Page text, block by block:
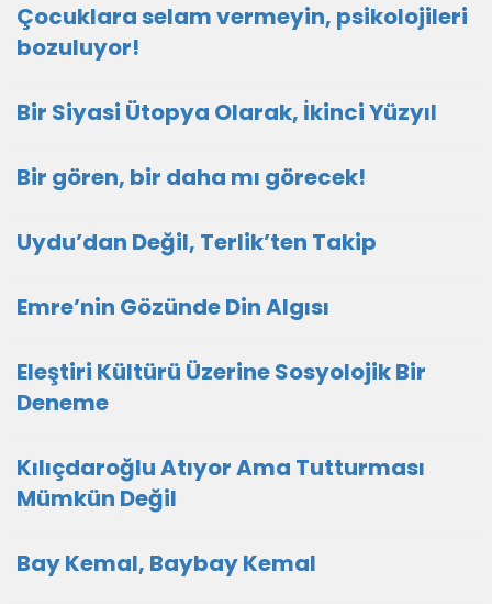
Çocuklara selam vermeyin, psikolojileri
bozuluyor!
Bir Siyasi Ütopya Olarak, İkinci Yüzyıl
Bir gören, bir daha mı görecek!
Uydu’dan Değil, Terlik’ten Takip
Emre’nin Gözünde Din Algısı
Eleştiri Kültürü Üzerine Sosyolojik Bir
Deneme
Kılıçdaroğlu Atıyor Ama Tutturması
Mümkün Değil
Bay Kemal, Baybay Kemal